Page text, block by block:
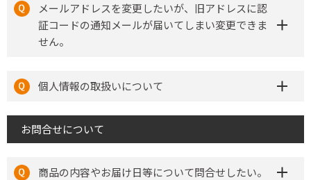
メールアドレスを変更したいが、旧アドレスに認
証コードの通知メールが届いてしまい変更できま
せん。
個人情報の取扱いについて
お問合せについて
商品の内容やお届け日等について問合せしたい。